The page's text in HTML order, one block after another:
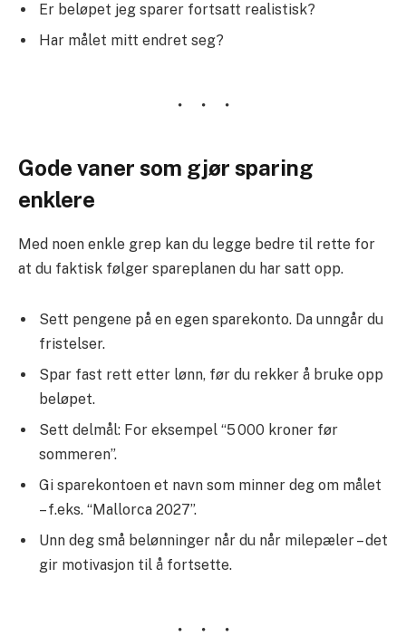
Er beløpet jeg sparer fortsatt realistisk?
Har målet mitt endret seg?
Gode vaner som gjør sparing
enklere
Med noen enkle grep kan du legge bedre til rette for
at du faktisk følger spareplanen du har satt opp.
Sett pengene på en egen sparekonto. Da unngår du
fristelser.
Spar fast rett etter lønn, før du rekker å bruke opp
beløpet.
Sett delmål: For eksempel “5 000 kroner før
sommeren”.
Gi sparekontoen et navn som minner deg om målet
– f.eks. “Mallorca 2027”.
Unn deg små belønninger når du når milepæler – det
gir motivasjon til å fortsette.